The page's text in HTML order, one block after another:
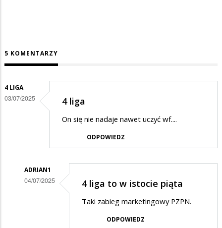
5 KOMENTARZY
4 LIGA
03/07/2025 4 liga
On się nie nadaje nawet uczyć wf....
ODPOWIEDZ
ADRIAN1
04/07/2025 4 liga to w istocie piąta
Taki zabieg marketingowy PZPN.
ODPOWIEDZ